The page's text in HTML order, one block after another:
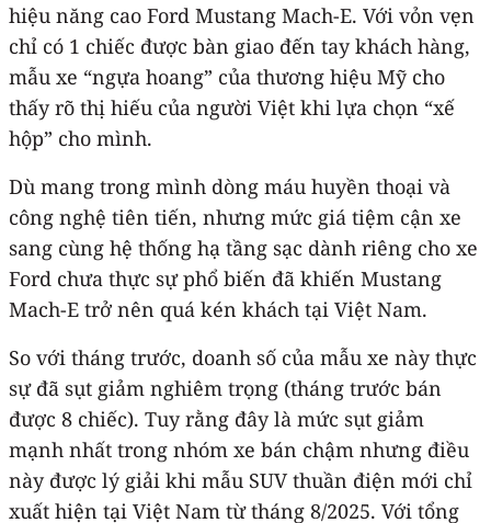
hiệu năng cao Ford Mustang Mach-E. Với vỏn vẹn
chỉ có 1 chiếc được bàn giao đến tay khách hàng,
mẫu xe “ngựa hoang” của thương hiệu Mỹ cho
thấy rõ thị hiếu của người Việt khi lựa chọn “xế
hộp” cho mình.
Dù mang trong mình dòng máu huyền thoại và
công nghệ tiên tiến, nhưng mức giá tiệm cận xe
sang cùng hệ thống hạ tầng sạc dành riêng cho xe
Ford chưa thực sự phổ biến đã khiến Mustang
Mach-E trở nên quá kén khách tại Việt Nam.
So với tháng trước, doanh số của mẫu xe này thực
sự đã sụt giảm nghiêm trọng (tháng trước bán
được 8 chiếc). Tuy rằng đây là mức sụt giảm
mạnh nhất trong nhóm xe bán chậm nhưng điều
này được lý giải khi mẫu SUV thuần điện mới chỉ
xuất hiện tại Việt Nam từ tháng 8/2025. Với tổng